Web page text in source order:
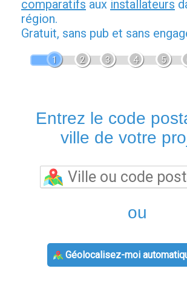
comparatifs aux installateurs
région.
Gratuit, sans pub et sans
1 2 3 4 5
Entrez le code
ville de votre
ou
Géolocalisez-moi